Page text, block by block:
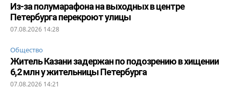
Из-за полумарафона на выходных в центре
Петербурга перекроют улицы
07.08.2026 14:28
Общество
Житель Казани задержан по подозрению в хищении
6,2 млн у жительницы Петербурга
07.08.2026 14:21